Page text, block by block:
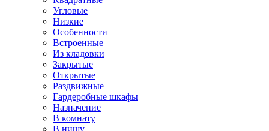
Угловые
Низкие
Особенности
Встроенные
Из кладовки
Закрытые
Открытые
Раздвижные
Гардеробные шкафы
Назначение
В комнату
В нишу